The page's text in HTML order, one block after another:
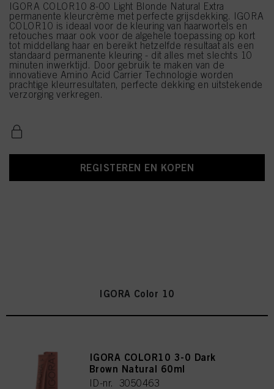
IGORA COLOR10 8-00 Light Blonde Natural Extra
permanente kleurcrème met perfecte grijsdekking. IGORA
COLOR10 is ideaal voor de kleuring van haarwortels en
retouches maar ook voor de algehele toepassing op kort
tot middellang haar en bereikt hetzelfde resultaat als een
standaard permanente kleuring - dit alles met slechts 10
minuten inwerktijd. Door gebruik te maken van de
innovatieve Amino Acid Carrier Technologie worden
prachtige kleurresultaten, perfecte dekking en uitstekende
verzorging verkregen.
REGISTEREN EN KOPEN
IGORA Color 10
IGORA COLOR10 3-0 Dark
Brown Natural 60ml
ID-nr. 3050463